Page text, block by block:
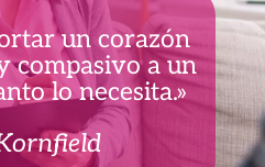
un corazón
compasivo a un
lo necesita.»